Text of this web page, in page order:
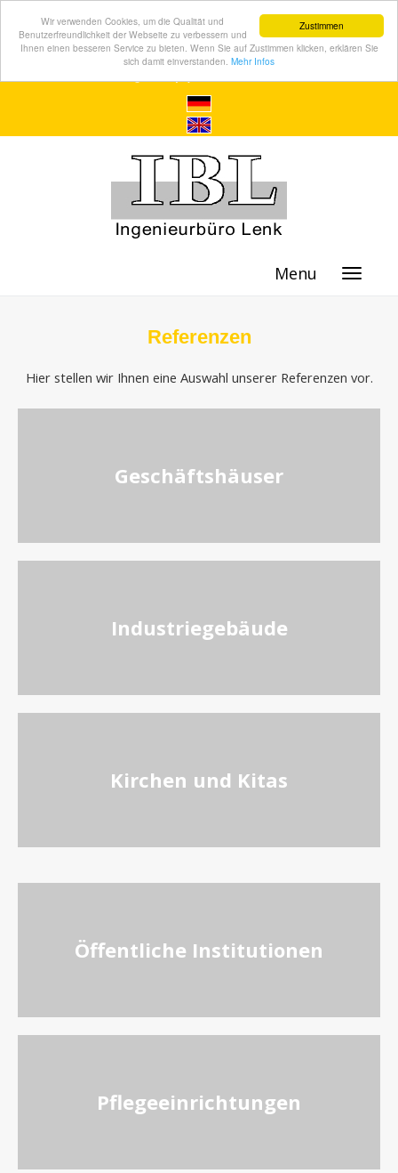
Zustimmen
Wir verwenden Cookies, um die Qualität und
Benutzerfreundlichkeit der Webseite zu verbessern und
Ihnen einen besseren Service zu bieten. Wenn Sie auf Zustimmen klicken, erklären Sie
sich damit einverstanden. Mehr Infos
Menu
Referenzen
Hier stellen wir Ihnen eine Auswahl unserer Referenzen vor.
Geschäftshäuser
Industriegebäude
Kirchen und Kitas
Öffentliche Institutionen
Pflegeeinrichtungen